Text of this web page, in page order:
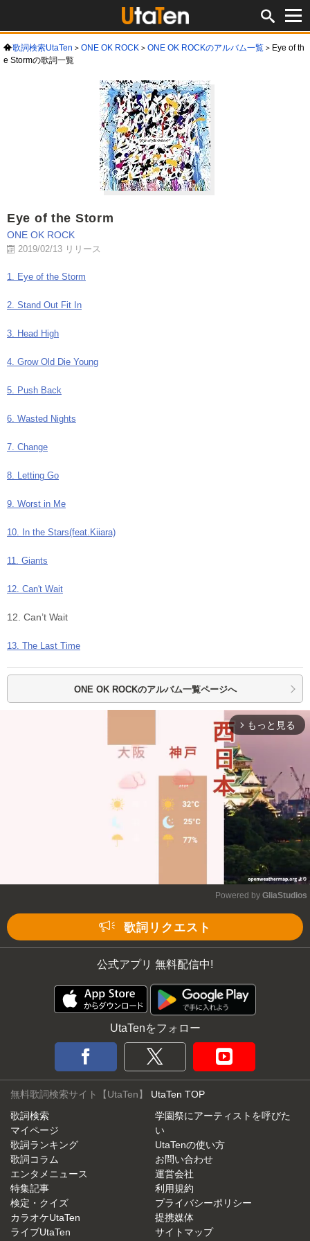
歌詞検索UtaTen ONE OK ROCK ONE OK ROCKのアルバム一覧
Eye of th
e Stormの歌詞一覧
Eye of the Storm
ONE OK ROCK
2019/02/13 リリース
1. Eye of the Storm
2. Stand Out Fit In
3. Head High
4. Grow Old Die Young
5. Push Back
6. Wasted Nights
7. Change
8. Letting Go
9. Worst in Me
10. In the Stars(feat.Kiiara)
11. Giants
12. Can't Wait
12. Can’t Wait
13. The Last Time
ONE OK ROCKのアルバム一覧ページへ
arrow_forward_ios もっと見る
Powered by GliaStudios
歌詞リクエスト
公式アプリ 無料配信中!
UtaTenをフォロー
無料歌詞検索サイト【UtaTen】 UtaTen TOP
歌詞検索
マイページ
歌詞ランキング
歌詞コラム
エンタメニュース
特集記事
検定・クイズ
カラオケUtaTen
ライブUtaTen
学園祭にアーティストを呼びた
い
UtaTenの使い方
お問い合わせ
運営会社
利用規約
プライバシーポリシー
提携媒体
サイトマップ